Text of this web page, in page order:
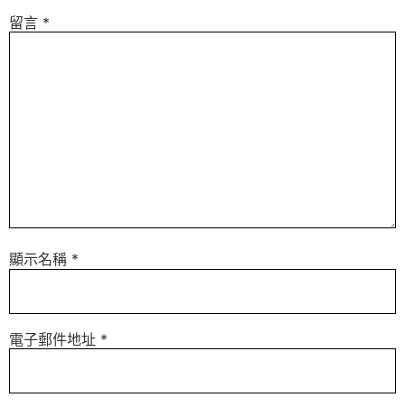
留言 *
顯示名稱 *
電子郵件地址 *